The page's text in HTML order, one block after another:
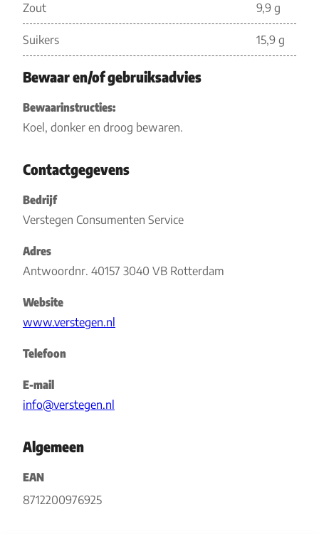
Zout 9,9 g
Suikers 15,9 g
Bewaar en/of gebruiksadvies
Bewaarinstructies:
Koel, donker en droog bewaren.
Contactgegevens
Bedrijf
Verstegen Consumenten Service
Adres
Antwoordnr. 40157 3040 VB Rotterdam
Website
www.verstegen.nl
Telefoon
E-mail
info@verstegen.nl
Algemeen
EAN
8712200976925